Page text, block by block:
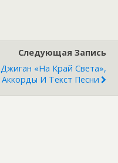
Следующая Запись
Джиган «На Край Света»,
Аккорды И Текст Песни